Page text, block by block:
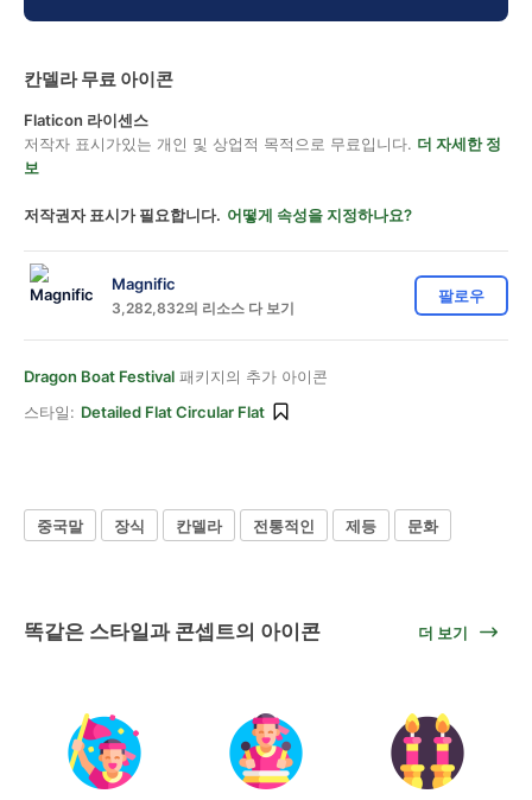
칸델라 무료 아이콘
Flaticon 라이센스
저작자 표시가있는 개인 및 상업적 목적으로 무료입니다. 더 자세한 정
보
저작권자 표시가 필요합니다. 어떻게 속성을 지정하나요?
Magnific
3,282,832의 리소스 다 보기
팔로우
Dragon Boat Festival 패키지의 추가 아이콘
스타일: Detailed Flat Circular Flat
중국말 장식 칸델라 전통적인 제등 문화
똑같은 스타일과 콘셉트의 아이콘 더 보기